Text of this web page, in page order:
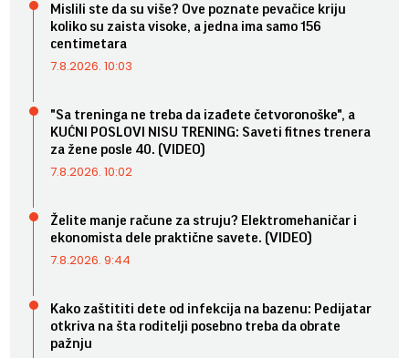
Mislili ste da su više? Ove poznate pevačice kriju
koliko su zaista visoke, a jedna ima samo 156
centimetara
7.8.2026. 10:03
"Sa treninga ne treba da izađete četvoronoške", a
KUĆNI POSLOVI NISU TRENING: Saveti fitnes trenera
za žene posle 40. (VIDEO)
7.8.2026. 10:02
Želite manje račune za struju? Elektromehaničar i
ekonomista dele praktične savete. (VIDEO)
7.8.2026. 9:44
Kako zaštititi dete od infekcija na bazenu: Pedijatar
otkriva na šta roditelji posebno treba da obrate
pažnju